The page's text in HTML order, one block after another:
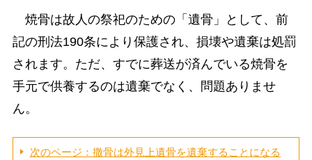
焼骨は故人の祭祀のための「遺骨」として、前
記の刑法190条により保護され、損壊や遺棄は処罰
されます。ただ、すでに葬送が済んでいる焼骨を
手元で供養するのは遺棄でなく、問題ありませ
ん。
次のページ：撒骨は外見上遺骨を遺棄することになる